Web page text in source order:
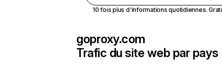
10 fois plus d'informations quotidiennes.
goproxy.com
Trafic du site web par pays